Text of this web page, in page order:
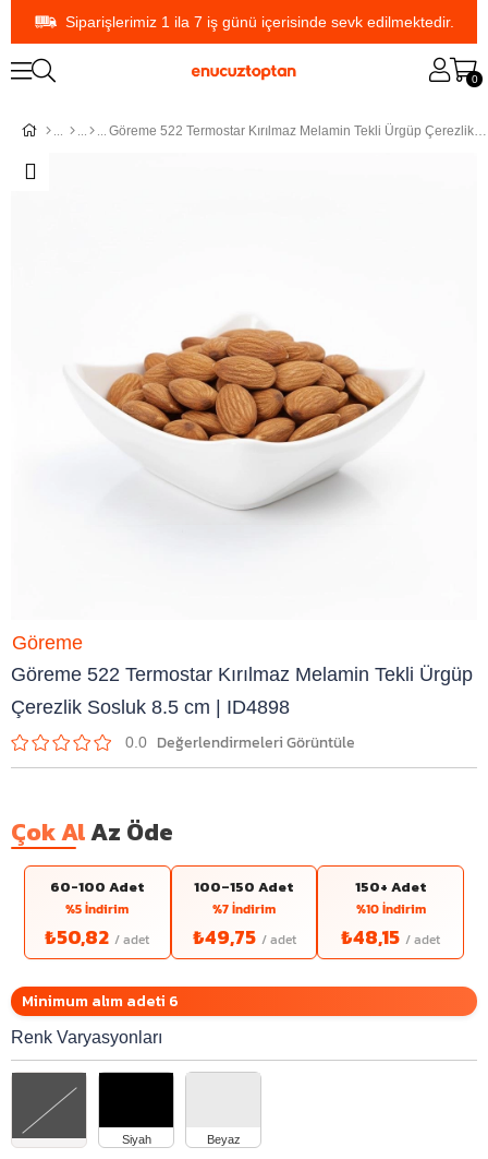
Siparişlerimiz 1 ila 7 iş günü içerisinde sevk edilmektedir.
0
Göreme 522 Termostar Kırılmaz Melamin Tekli Ürgüp Çerezlik Sosluk 8.5 cm | ID4898
Göreme 522 Termostar Kırılmaz Melamin Tekli Ürgüp
Çerezlik Sosluk 8.5 cm | ID4898
0.0
Göreme
Çok AlAz Öde
60-100 Adet
%5 İndirim
₺50,82
100–150 Adet
%7 İndirim
₺49,75
150+ Adet
%10 İndirim
₺48,15
Minimum alım adeti 6
Renk Varyasyonları